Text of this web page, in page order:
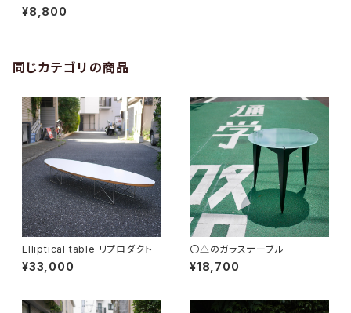
¥8,800
同じカテゴリの商品
Elliptical table リプロダクト
¥33,000
〇△のガラステーブル
¥18,700